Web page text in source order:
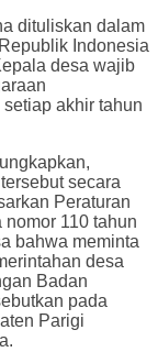
dituliskan dalam
Indonesia
desa wajib
akhir tahun
secara
Peraturan
110 tahun
bahwa meminta
desa
Badan
pada
Parigi